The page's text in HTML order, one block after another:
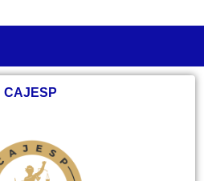
CAJESP